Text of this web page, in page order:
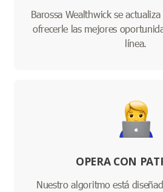
Barossa Wealthwick se
ofrecerle las mejores
línea.
OPERA CON
Nuestro algoritmo está